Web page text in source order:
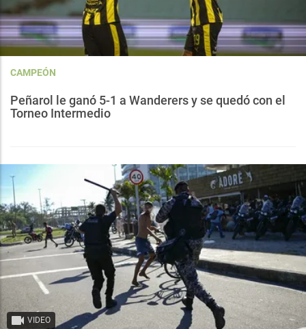
CAMPEÓN
Peñarol le ganó 5-1 a Wanderers y se quedó con el
Torneo Intermedio
VIDEO